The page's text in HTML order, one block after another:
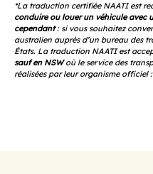
*La traduction certifiée NAATI est
conduire ou louer un véhicule avec
cependant: si vous souhaitez
australien auprès d’un bureau des
États. La traduction NAATI est
sauf en NSWoù le service des
réalisées par leur organisme officiel :